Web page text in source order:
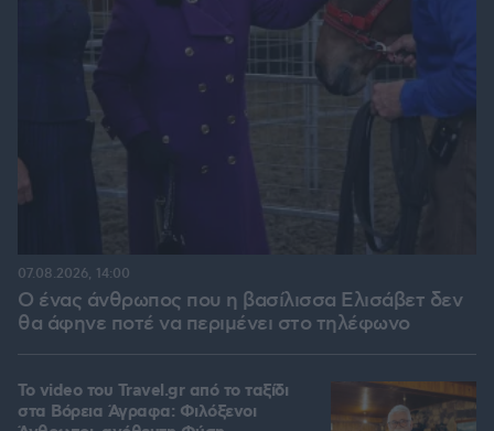
Ο ένας άνθρωπος που η βασίλισσα Ελισάβετ δεν
θα άφηνε ποτέ να περιμένει στο τηλέφωνο
07.08.2026, 14:00
To video του Travel.gr από το ταξίδι
στα Βόρεια Άγραφα: Φιλόξενοι